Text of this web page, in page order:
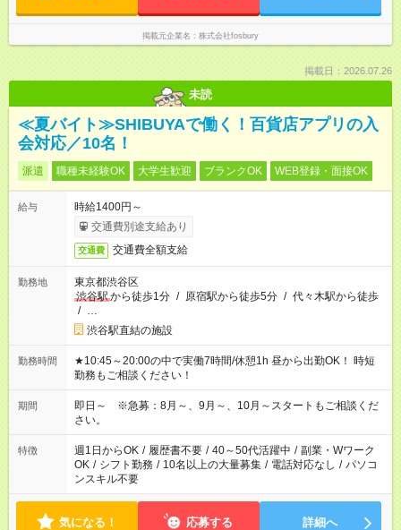
掲載元企業名 株式会社fosbury
掲載日：2026.07.26
未読
≪夏バイト≫SHIBUYAで働く！百貨店アプリの入
会対応／10名！
派遣 職種未経験OK 大学生歓迎 ブランクOK WEB登録・面接OK
給与
時給1400円～
交通費別途支給あり
交通費 交通費全額支給
勤務地
東京都渋谷区
渋谷駅から徒歩1分 / 原宿駅から徒歩5分 / 代々木駅から徒歩
/ …
渋谷駅直結の施設
勤務時間
★10:45～20:00の中で実働7時間/休憩1h 昼から出勤OK！ 時短
勤務もご相談ください！
期間
即日～ ※急募：8月～、9月～、10月～スタートもご相談くだ
さい。
特徴 週1日からOK / 履歴書不要 / 40～50代活躍中 / 副業・Wワーク
OK / シフト勤務 / 10名以上の大量募集 / 電話対応なし / パソコ
ンスキル不要
気になる！ 応募する 詳細へ